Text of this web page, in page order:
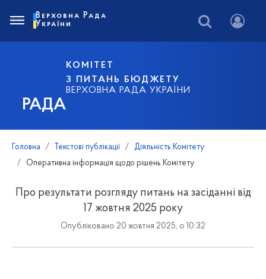
РАДА
КОМІТЕТ
З ПИТАНЬ БЮДЖЕТУ
ВЕРХОВНА РАДА УКРАЇНИ
Верховна Рада
України
Головна Текстові публікації
Діяльність Комітету
Оперативна інформація щодо рішень Комітету
Про результати розгляду питань на засіданні від
17 жовтня 2025 року
Опубліковано 20 жовтня 2025, о 10:32